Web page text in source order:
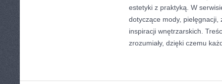
estetyki z praktyką. W
dotyczące mody,
inspiracji wnętrzarskich.
zrozumiały, dzięki czemu